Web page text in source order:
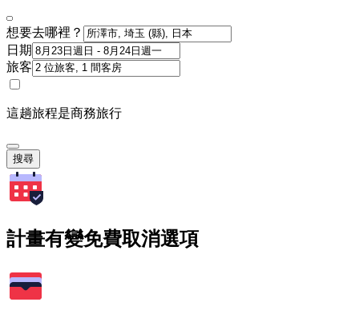
想要去哪裡？
日期
旅客
這趟旅程是商務旅行
搜尋
計畫有變免費取消選項